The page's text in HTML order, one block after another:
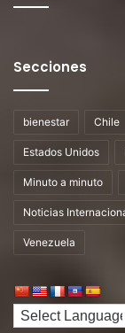
Secciones
bienestar Chile
Estados Unidos
Minuto a minuto
Noticias
Venezuela